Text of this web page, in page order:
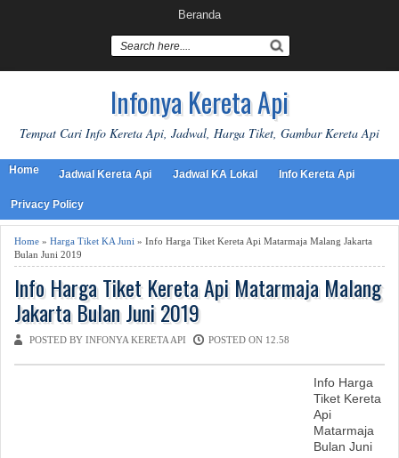
Beranda
Infonya Kereta Api
Tempat Cari Info Kereta Api, Jadwal, Harga Tiket, Gambar Kereta Api
Home Jadwal Kereta Api Jadwal KA Lokal Info Kereta Api
Privacy Policy
Home » Harga Tiket KA Juni » Info Harga Tiket Kereta Api Matarmaja Malang Jakarta
Bulan Juni 2019
Info Harga Tiket Kereta Api Matarmaja Malang
Jakarta Bulan Juni 2019
POSTED BY INFONYA KERETA API POSTED ON 12.58
Info Harga
Tiket Kereta
Api
Matarmaja
Bulan Juni